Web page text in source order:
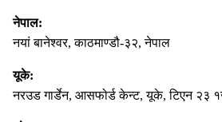
नेपाल:
नयां बानेश्वर, काठमाण्डौ-३२, नेपाल
यूके:
नरउड गार्डेन, आसफोर्ड केन्ट, यूके, टिएन २३